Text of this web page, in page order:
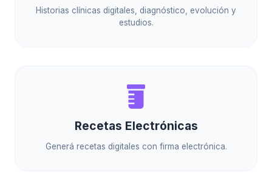
Historias clínicas digitales, diagnóstico, evolución y
estudios.
Recetas Electrónicas
Generá recetas digitales con firma electrónica.